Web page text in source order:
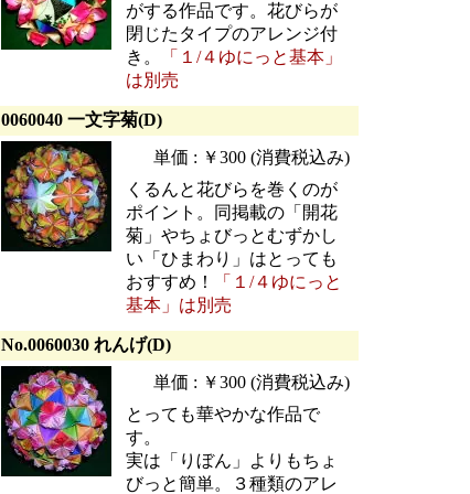
がする作品です。花びらが
閉じたタイプのアレンジ付
き。
「１/４ゆにっと基本」
は別売
0060040 一文字菊(D)
単価 : ￥300 (消費税込み)
くるんと花びらを巻くのが
ポイント。同掲載の「開花
菊」やちょびっとむずかし
い「ひまわり」はとっても
おすすめ！
「１/４ゆにっと
基本」は別売
No.0060030 れんげ(D)
単価 : ￥300 (消費税込み)
とっても華やかな作品で
す。
実は「りぼん」よりもちょ
びっと簡単。３種類のアレ